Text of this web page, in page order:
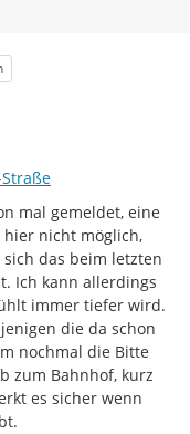
mal gemeldet, eine
nicht möglich,
das beim letzten
Ich kann allerdings
immer tiefer wird.
die da schon
nochmal die Bitte
zum Bahnhof, kurz
es sicher wenn